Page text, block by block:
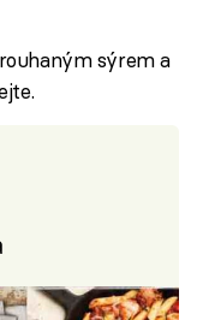
sýrem a